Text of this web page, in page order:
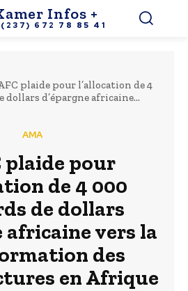
Infos +
672 78 85 41
plaide pour l’allocation de 4
d’épargne africaine...
AMA
plaide pour
de 4 000
de dollars
africaine vers la
des
en Afrique